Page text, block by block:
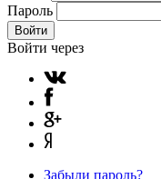
Пароль
Войти
Войти через
Забыли пароль?